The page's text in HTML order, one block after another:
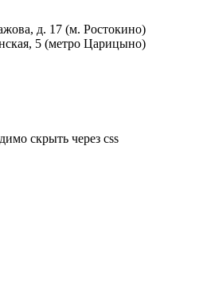
д. 17 (м. Ростокино)
5 (метро Царицыно)
скрыть через css